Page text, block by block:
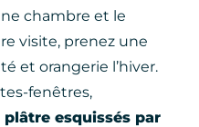
chambre et le
visite, prenez une
et orangerie l’hiver.
fenêtres,
esquissés par